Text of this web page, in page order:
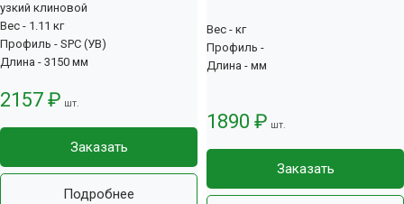
узкий клиновой
Вес - 1.11 кг
Профиль - SPC (УВ)
Длина - 3150 мм
2157 ₽ шт.
Заказать
Подробнее
Вес - кг
Профиль -
Длина - мм
1890 ₽ шт.
Заказать